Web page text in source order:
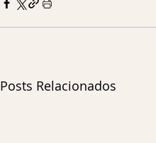
Posts Relacionados